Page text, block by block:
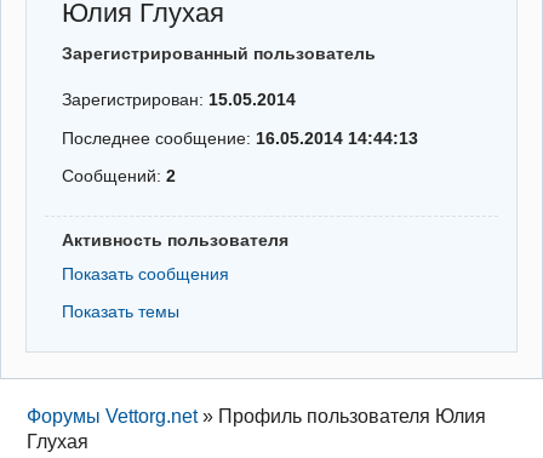
Юлия Глухая
Зарегистрированный пользователь
Зарегистрирован:15.05.2014
Последнее сообщение: 16.05.2014 14:44:13
Сообщений:2
Активность пользователя
Показать сообщения
Показать темы
Форумы Vettorg.net » Профиль пользователя Юлия
Глухая